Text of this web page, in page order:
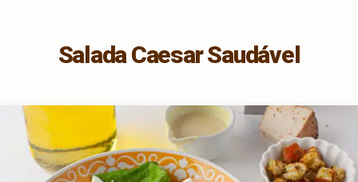
Salada Caesar Saudável